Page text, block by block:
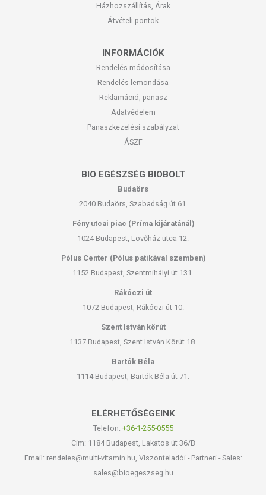
Házhozszállítás, Árak
Átvételi pontok
INFORMÁCIÓK
Rendelés módosítása
Rendelés lemondása
Reklamáció, panasz
Adatvédelem
Panaszkezelési szabályzat
ÁSZF
BIO EGÉSZSÉG BIOBOLT
Budaörs
2040 Budaörs, Szabadság út 61.
Fény utcai piac (Príma kijáratánál)
1024 Budapest, Lövőház utca 12.
Pólus Center (Pólus patikával szemben)
1152 Budapest, Szentmihályi út 131.
Rákóczi út
1072 Budapest, Rákóczi út 10.
Szent István körút
1137 Budapest, Szent István Körút 18.
Bartók Béla
1114 Budapest, Bartók Béla út 71.
ELÉRHETŐSÉGEINK
Telefon: +36-1-255-0555
Cím: 1184 Budapest, Lakatos út 36/B
Email: rendeles@multi-vitamin.hu, Viszonteladói - Partneri - Sales:
sales@bioegeszseg.hu